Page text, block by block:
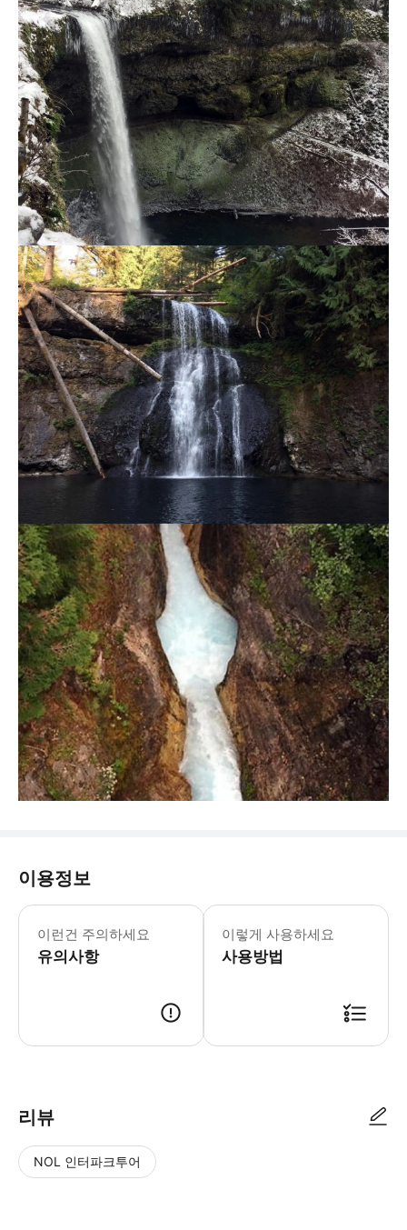
이용정보
이런건 주의하세요
유의사항
이렇게 사용하세요
사용방법
리뷰
NOL 인터파크투어